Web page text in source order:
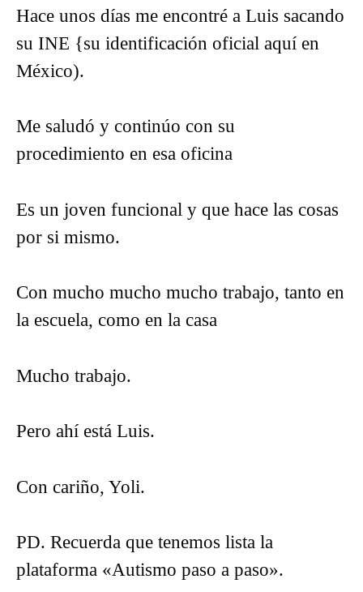
Hace unos días me encontré a Luis sacando
su INE {su identificación oficial aquí en
México).
Me saludó y continúo con su
procedimiento en esa oficina
Es un joven funcional y que hace las cosas
por si mismo.
Con mucho mucho mucho trabajo, tanto en
la escuela, como en la casa
Mucho trabajo.
Pero ahí está Luis.
Con cariño, Yoli.
PD. Recuerda que tenemos lista la
plataforma «Autismo paso a paso».